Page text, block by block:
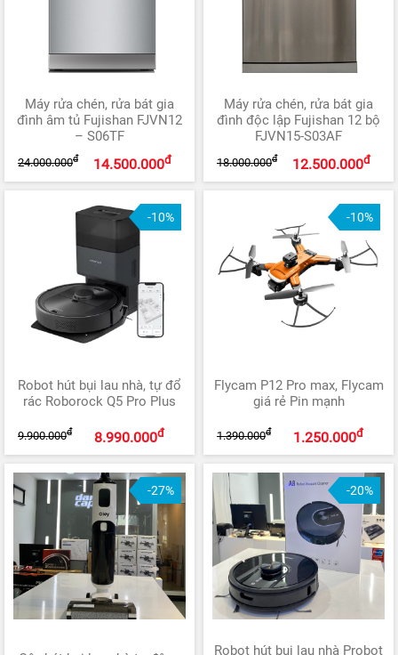
Máy rửa chén, rửa bát gia
đình âm tủ Fujishan FJVN12
– S06TF
14.500.000đ
24.000.000đ
Máy rửa chén, rửa bát gia
đình độc lập Fujishan 12 bộ
FJVN15-S03AF
12.500.000đ
18.000.000đ
-10%
Robot hút bụi lau nhà, tự đổ
rác Roborock Q5 Pro Plus
8.990.000đ
9.900.000đ
-10%
Flycam P12 Pro max, Flycam
giá rẻ Pin mạnh
1.250.000đ
1.390.000đ
-27% -20%
Robot hút bụi lau nhà Probot